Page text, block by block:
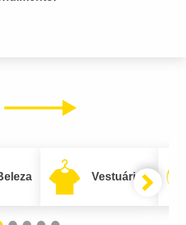
Próximo
Vestuário